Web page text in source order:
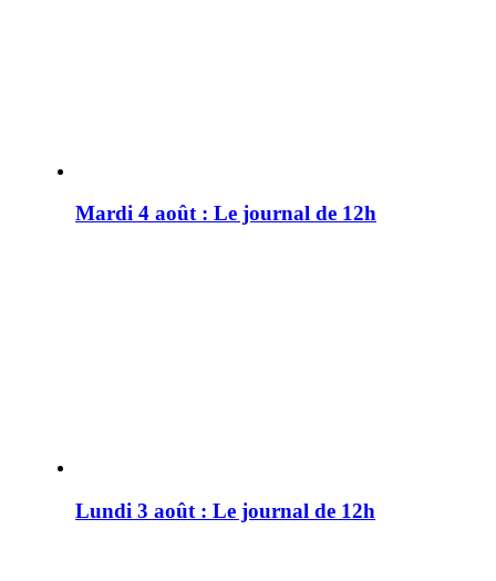
Mardi 4 août : Le journal de 12h
Lundi 3 août : Le journal de 12h